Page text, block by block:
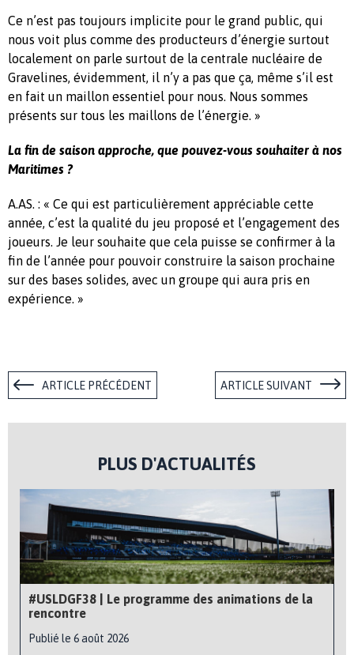
Ce n’est pas toujours implicite pour le grand public, qui
nous voit plus comme des producteurs d’énergie surtout
localement on parle surtout de la centrale nucléaire de
Gravelines, évidemment, il n’y a pas que ça, même s’il est
en fait un maillon essentiel pour nous. Nous sommes
présents sur tous les maillons de l’énergie. »
La fin de saison approche, que pouvez-vous souhaiter à nos
Maritimes ?
A.AS. : « Ce qui est particulièrement appréciable cette
année, c’est la qualité du jeu proposé et l’engagement des
joueurs. Je leur souhaite que cela puisse se confirmer à la
fin de l’année pour pouvoir construire la saison prochaine
sur des bases solides, avec un groupe qui aura pris en
expérience. »
ARTICLE PRÉCÉDENT ARTICLE SUIVANT
PLUS D'ACTUALITÉS
#USLDGF38 | Le programme des animations de la
rencontre
Publié le 6 août 2026